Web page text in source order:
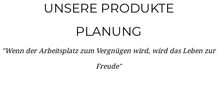
UNSERE PRODUKTE
PLANUNG
"Wenn der Arbeitsplatz zum Vergnügen wird, wird das Leben zur
Freude"